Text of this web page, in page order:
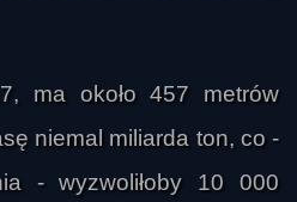
ma około 457 metrów
niemal miliarda ton, co -
- wyzwoliłoby 10 000